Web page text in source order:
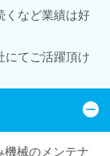
くなど業績は好
にてご活躍頂け
機械のメンテナ